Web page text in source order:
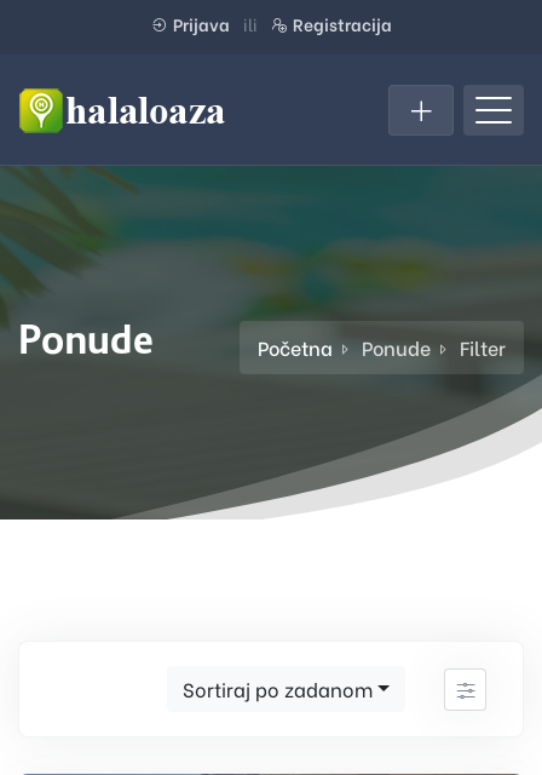
Prijava ili Registracija
Ponude Početna Ponude Filter
Sortiraj po zadanom